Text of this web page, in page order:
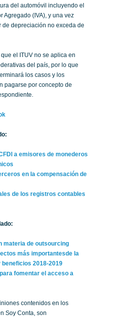
del automóvil incluyendo el
Agregado (IVA), y una vez
de depreciación no exceda de
el ITUV no se aplica en
del país, por lo que
los casos y los
pagarse por concepto de
a emisores de monederos
en la compensación de
de los registros contables
materia de outsourcing
más importantesde la
beneficios 2018-2019
fomentar el acceso a
contenidos en los
Soy Conta, son